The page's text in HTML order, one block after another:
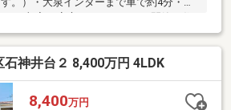
い率・容積率オーバーになります。再
が必要です。同規模の建物は再建築でき
。
石神井台２ 8,400万円 4LDK
8,400万円